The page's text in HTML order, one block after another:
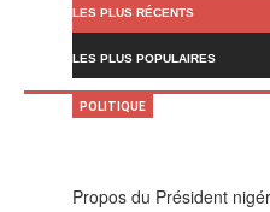
LES PLUS RÉCENTS
LES PLUS POPULAIRES
Propos du Président
POLITIQUE